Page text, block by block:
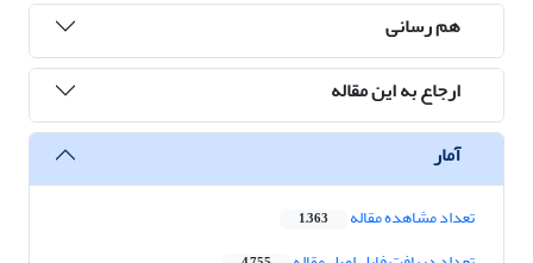
هم رسانی
ارجاع به این مقاله
آمار
تعداد مشاهده مقاله 1,363